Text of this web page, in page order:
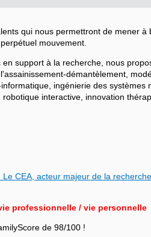
qui nous permettront de mener à
mouvement.
support à la recherche, nous
démantèlement,
ingénierie des
interactive, innovation
CEA, acteur majeur de la
professionnelle / vie personnelle
de 98/100 !